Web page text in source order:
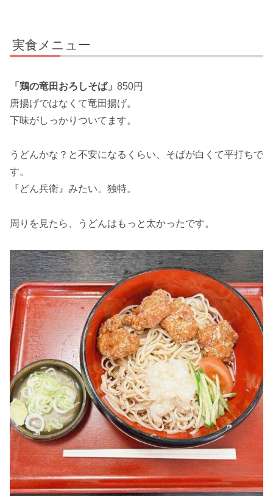
実食メニュー
「鶏の竜田おろしそば」 850円
唐揚げではなくて竜田揚げ。
下味がしっかりついてます。
うどんかな？と不安になるくらい、そばが白くて平打ちで
す。
『どん兵衛』みたい。独特。
周りを見たら、うどんはもっと太かったです。